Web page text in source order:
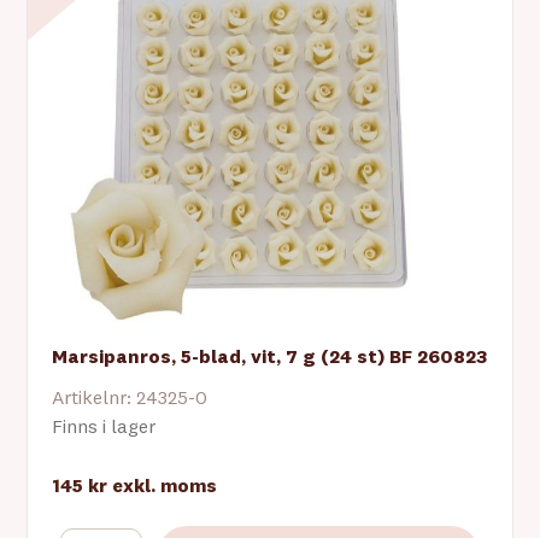
Marsipanros, 5-blad, vit, 7 g (24 st) BF 260823
Artikelnr: 24325-0
Finns i lager
145 kr exkl. moms